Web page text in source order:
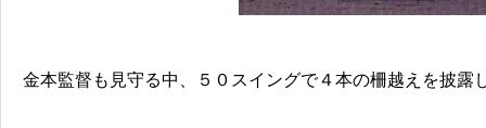
金本監督も見守る中、５０スイングで４本の柵越えを披露